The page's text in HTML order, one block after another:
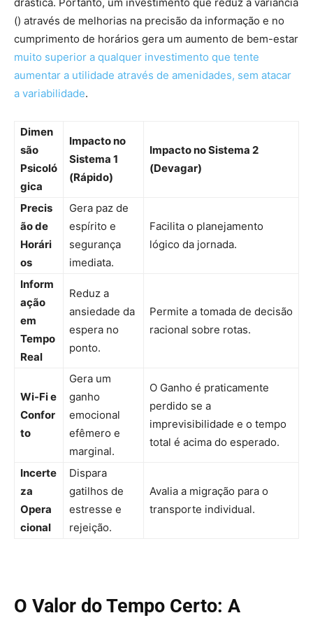
() através de melhorias na precisão da informação e no
cumprimento de horários gera um aumento de bem-estar
muito superior a qualquer investimento que tente
aumentar a utilidade através de amenidades, sem atacar
a variabilidade.
Dimen
são
Psicoló
gica
Impacto no
Sistema 1
(Rápido)
Impacto no Sistema 2
(Devagar)
Precis
ão de
Horári
os
Gera paz de
espírito e
segurança
imediata.
Facilita o planejamento
lógico da jornada.
Inform
ação
em
Tempo
Real
Reduz a
ansiedade da
espera no
ponto.
Permite a tomada de decisão
racional sobre rotas.
Wi-Fi e
Confor
to
Gera um
ganho
emocional
efêmero e
marginal.
O Ganho é praticamente
perdido se a
imprevisibilidade e o tempo
total é acima do esperado.
Incerte
za
Opera
cional
Dispara
gatilhos de
estresse e
rejeição.
Avalia a migração para o
transporte individual.
O Valor do Tempo Certo: A